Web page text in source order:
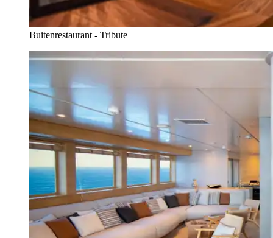
Buitenrestaurant - Tribute